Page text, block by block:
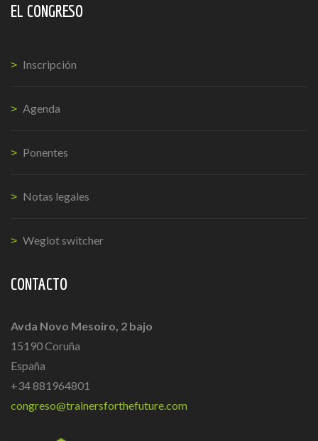
EL CONGRESO
Inscripción
Agenda
Ponentes
Notas legales
Weglot switcher
CONTACTO
Avda Novo Mesoiro, 2 bajo
15190 Coruña
España
+34 881964801
congreso@trainersforthefuture.com